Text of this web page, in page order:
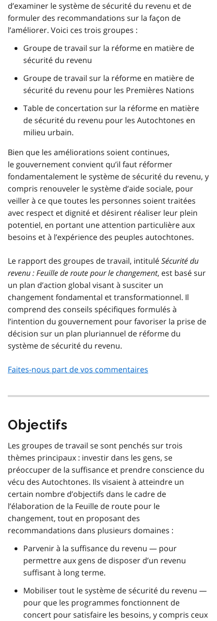
d’examiner le système de sécurité du revenu et de
formuler des recommandations sur la façon de
l’améliorer. Voici ces trois groupes :
Groupe de travail sur la réforme en matière de
sécurité du revenu
Groupe de travail sur la réforme en matière de
sécurité du revenu pour les Premières Nations
Table de concertation sur la réforme en matière
de sécurité du revenu pour les Autochtones en
milieu urbain.
Bien que les améliorations soient continues,
le gouvernement convient qu’il faut réformer
fondamentalement le système de sécurité du revenu, y
compris renouveler le système d’aide sociale, pour
veiller à ce que toutes les personnes soient traitées
avec respect et dignité et désirent réaliser leur plein
potentiel, en portant une attention particulière aux
besoins et à l’expérience des peuples autochtones.
Le rapport des groupes de travail, intituléSécurité du
revenu : Feuille de route pour le changement, est basé sur
un plan d’action global visant à susciter un
changement fondamental et transformationnel. Il
comprend des conseils spécifiques formulés à
l’intention du gouvernement pour favoriser la prise de
décision sur un plan pluriannuel de réforme du
système de sécurité du revenu.
Faites-nous part de vos commentaires
Objectifs
Les groupes de travail se sont penchés sur trois
thèmes principaux : investir dans les gens, se
préoccuper de la suffisance et prendre conscience du
vécu des Autochtones. Ils visaient à atteindre un
certain nombre d’objectifs dans le cadre de
l’élaboration de la Feuille de route pour le
changement, tout en proposant des
recommandations dans plusieurs domaines :
Parvenir à la suffisance du revenu — pour
permettre aux gens de disposer d’un revenu
suffisant à long terme.
Mobiliser tout le système de sécurité du revenu —
pour que les programmes fonctionnent de
concert pour satisfaire les besoins, y compris ceux